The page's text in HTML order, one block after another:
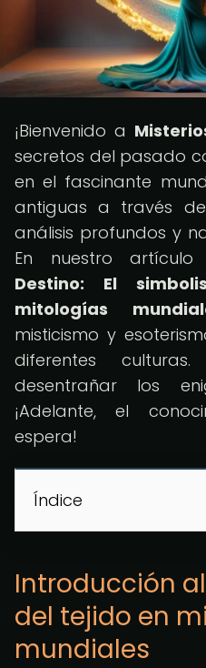
¡Bienvenido a
secretos del pasado
en el fascinante
antiguas a través
análisis profundos y
En nuestro artículo
Destino: El
mitologías
misticismo y
diferentes
desentrañar los
¡Adelante, el
espera!
Índice
Introducción
del tejido en
mundiales